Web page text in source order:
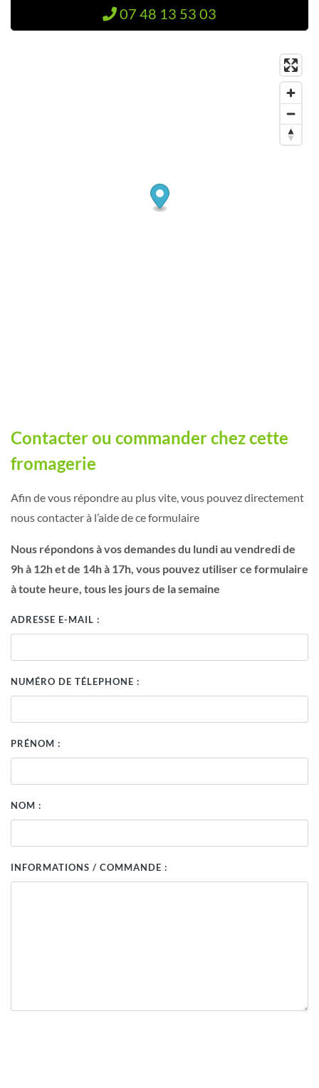
07 48 13 53 03
Contacter ou commander chez cette
fromagerie
Afin de vous répondre au plus vite, vous pouvez directement
nous contacter à l’aide de ce formulaire
Nous répondons à vos demandes du lundi au vendredi de
9h à 12h et de 14h à 17h, vous pouvez utiliser ce formulaire
à toute heure, tous les jours de la semaine
ADRESSE E-MAIL :
NUMÉRO DE TÉLEPHONE :
PRÉNOM :
NOM :
INFORMATIONS / COMMANDE :